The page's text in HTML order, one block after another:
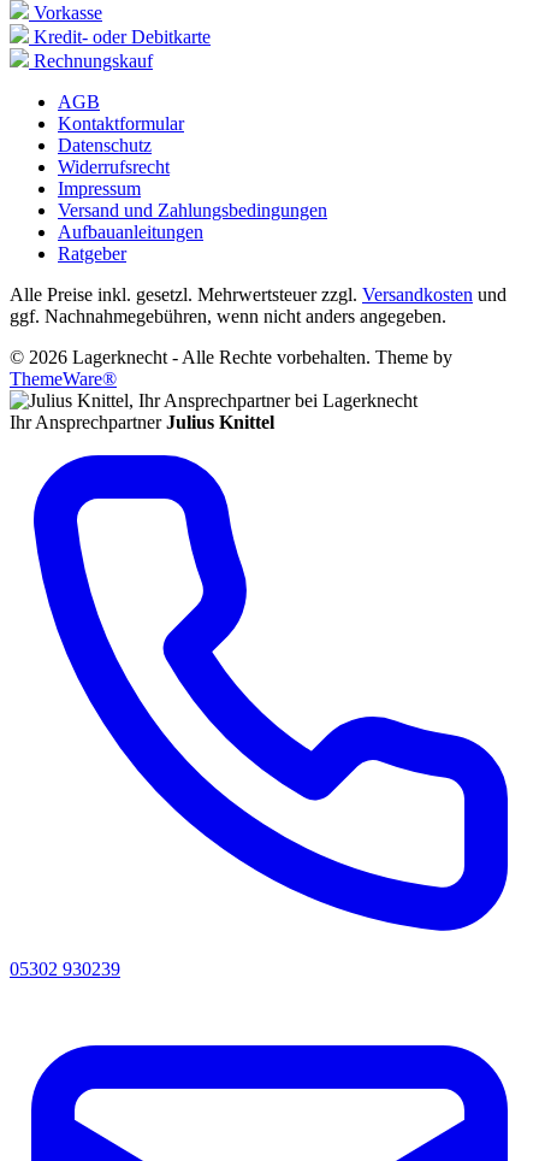
Vorkasse
Kredit- oder Debitkarte
Rechnungskauf
AGB
Kontaktformular
Datenschutz
Widerrufsrecht
Impressum
Versand und Zahlungsbedingungen
Aufbauanleitungen
Ratgeber
Alle Preise inkl. gesetzl. Mehrwertsteuer zzgl. Versandkosten und
ggf. Nachnahmegebühren, wenn nicht anders angegeben.
© 2026 Lagerknecht - Alle Rechte vorbehalten. Theme by
ThemeWare®
Ihr Ansprechpartner Julius Knittel
05302 930239